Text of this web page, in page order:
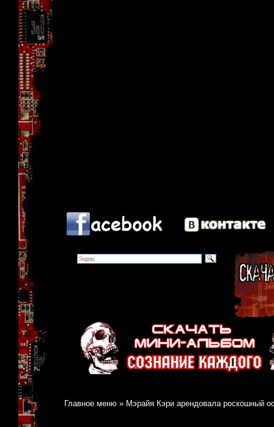
Главное меню » Мэрайя Кэри арендовала роскошный